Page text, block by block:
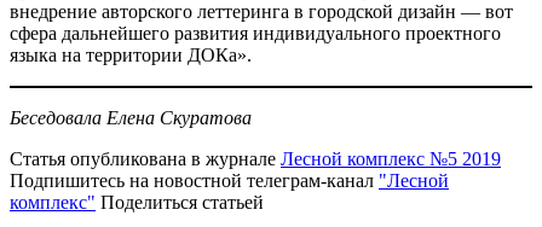
внедрение авторского леттеринга в городской дизайн — вот
сфера дальнейшего развития индивидуального проектного
языка на территории ДОКа».
Беседовала Елена Скуратова
Статья опубликована в журнале Лесной комплекс №5 2019
Подпишитесь на новостной телеграм-канал "Лесной
комплекс" Поделиться статьей